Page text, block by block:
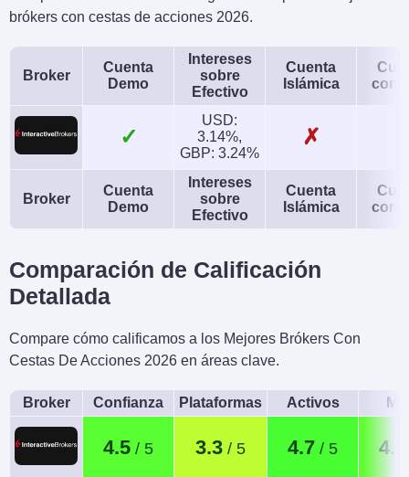
brókers con cestas de acciones 2026.
Broker
Cuenta
Demo
Intereses
sobre
Efectivo
Cuenta
Islámica
✓
USD:
3.14%,
GBP: 3.24%
✗
Broker
Cuenta
Demo
Intereses
sobre
Efectivo
Cuenta
Islámica
Comparación de Calificación
Detallada
Compare cómo calificamos a los Mejores Brókers Con
Cestas De Acciones 2026 en áreas clave.
Broker Confianza Plataformas Activos
4.5 3.3 4.7 4.4